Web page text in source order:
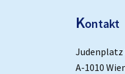
Kontakt
Judenplatz
A-1010